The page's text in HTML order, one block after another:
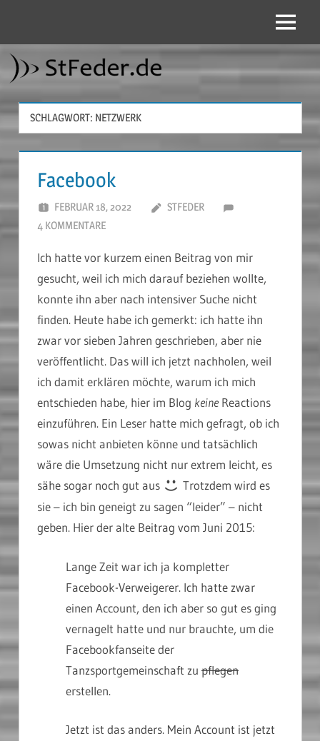
springen
Menü
SCHLAGWORT: NETZWERK
Facebook
FEBRUAR 18, 2022
STFEDER
4 KOMMENTARE
Ich hatte vor kurzem einen Beitrag von mir
gesucht, weil ich mich darauf beziehen wollte,
konnte ihn aber nach intensiver Suche nicht
finden. Heute habe ich gemerkt: ich hatte ihn
zwar vor sieben Jahren geschrieben, aber nie
veröffentlicht. Das will ich jetzt nachholen, weil
ich damit erklären möchte, warum ich mich
entschieden habe, hier im Blog keineReactions
einzuführen. Ein Leser hatte mich gefragt, ob ich
sowas nicht anbieten könne und tatsächlich
wäre die Umsetzung nicht nur extrem leicht, es
sähe sogar noch gut aus
Trotzdem wird es
sie – ich bin geneigt zu sagen “leider” – nicht
geben. Hier der alte Beitrag vom Juni 2015:
Lange Zeit war ich ja kompletter
Facebook-Verweigerer. Ich hatte zwar
einen Account, den ich aber so gut es ging
vernagelt hatte und nur brauchte, um die
Facebookfanseite der
Tanzsportgemeinschaft zu pflegen
erstellen.
Jetzt ist das anders. Mein Account ist jetzt